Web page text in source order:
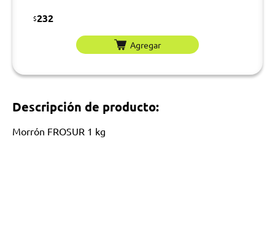
$232
Agregar
Descripción de producto:
Morrón FROSUR 1 kg